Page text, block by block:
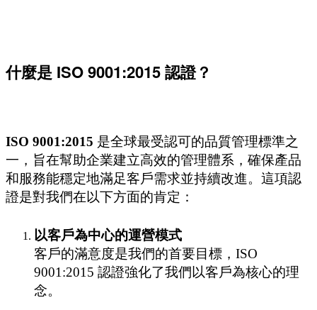
什麼是 ISO 9001:2015 認證？
ISO 9001:2015 是全球最受認可的品質管理標準之
一，旨在幫助企業建立高效的管理體系，確保產品
和服務能穩定地滿足客戶需求並持續改進。這項認
證是對我們在以下方面的肯定：
以客戶為中心的運營模式
客戶的滿意度是我們的首要目標，ISO
9001:2015 認證強化了我們以客戶為核心的理
念。